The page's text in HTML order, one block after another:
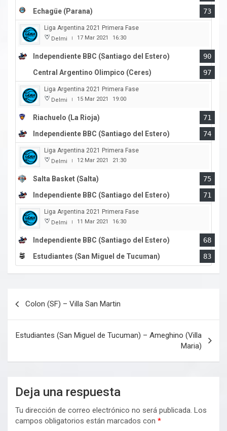
Echagüe (Parana)
73
Liga Argentina 2021 Primera Fase
Delmi | 17 Mar 2021 16:30
Independiente BBC (Santiago del Estero)
90
Central Argentino Olimpico (Ceres)
97
Liga Argentina 2021 Primera Fase
Delmi | 15 Mar 2021 19:00
Riachuelo (La Rioja)
71
Independiente BBC (Santiago del Estero)
74
Liga Argentina 2021 Primera Fase
Delmi | 12 Mar 2021 21:30
Salta Basket (Salta)
75
Independiente BBC (Santiago del Estero)
71
Liga Argentina 2021 Primera Fase
Delmi | 11 Mar 2021 16:30
Independiente BBC (Santiago del Estero)
68
Estudiantes (San Miguel de Tucuman)
83
entradas
Colon (SF) – Villa San Martin
Estudiantes (San Miguel de Tucuman) – Ameghino (Villa
Maria)
Deja una respuesta
Tu dirección de correo electrónico no será publicada. Los
campos obligatorios están marcados con *